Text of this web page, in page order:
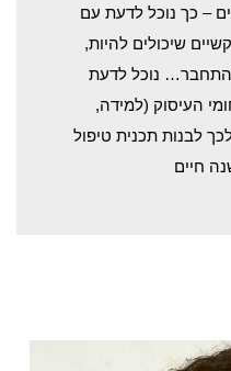
– כך נוכל לדעת עם
שיכולים להיות,
נוכל לדעת
העיסוק (למידה,
לבנות תכנית טיפול
חיים